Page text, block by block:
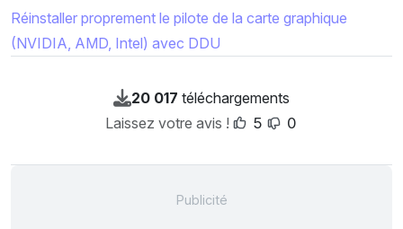
Réinstaller proprement le pilote de la carte graphique
(NVIDIA, AMD, Intel) avec DDU
20 017 téléchargements
Laissez votre avis !
5 0